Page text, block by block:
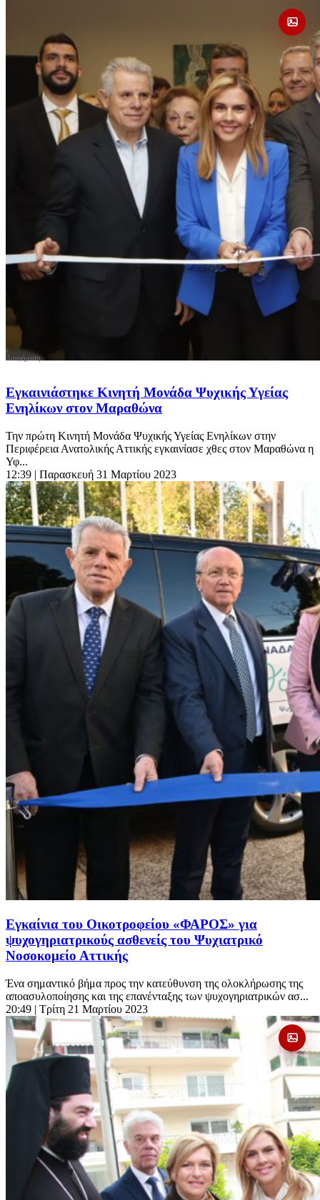
Εγκαινιάστηκε Κινητή Μονάδα Ψυχικής Υγείας
Ενηλίκων στον Μαραθώνα
Την πρώτη Κινητή Μονάδα Ψυχικής Υγείας Ενηλίκων στην
Περιφέρεια Ανατολικής Αττικής εγκαινίασε χθες στον Μαραθώνα η
Υφ...
12:39 | Παρασκευή 31 Μαρτίου 2023
Εγκαίνια του Οικοτροφείου «ΦΑΡΟΣ» για
ψυχογηριατρικούς ασθενείς του Ψυχιατρικό
Νοσοκομείο Αττικής
Ένα σημαντικό βήμα προς την κατεύθυνση της ολοκλήρωσης της
αποασυλοποίησης και της επανένταξης των ψυχογηριατρικών ασ...
20:49 | Τρίτη 21 Μαρτίου 2023